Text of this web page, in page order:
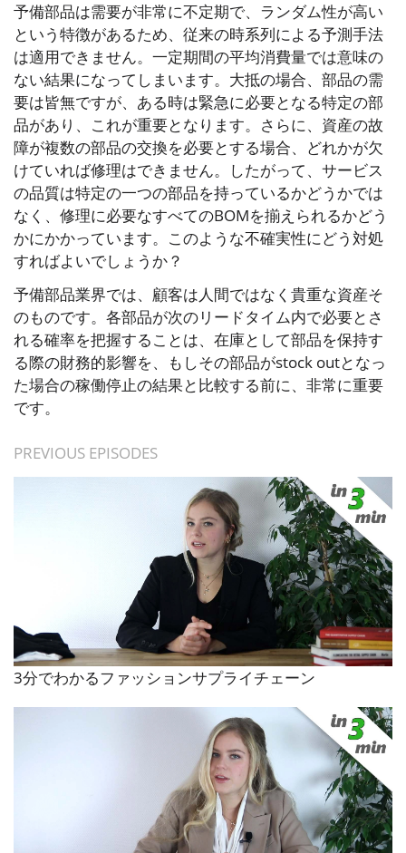
予備部品は需要が非常に不定期で、ランダム性が高い
という特徴があるため、従来の時系列による予測手法
は適用できません。一定期間の平均消費量では意味の
ない結果になってしまいます。大抵の場合、部品の需
要は皆無ですが、ある時は緊急に必要となる特定の部
品があり、これが重要となります。さらに、資産の故
障が複数の部品の交換を必要とする場合、どれかが欠
けていれば修理はできません。したがって、サービス
の品質は特定の一つの部品を持っているかどうかでは
なく、修理に必要なすべてのBOMを揃えられるかどう
かにかかっています。このような不確実性にどう対処
すればよいでしょうか？
予備部品業界では、顧客は人間ではなく貴重な資産そ
のものです。各部品が次のリードタイム内で必要とさ
れる確率を把握することは、在庫として部品を保持す
る際の財務的影響を、もしその部品がstock outとなっ
た場合の稼働停止の結果と比較する前に、非常に重要
です。
PREVIOUS EPISODES
3分でわかるファッションサプライチェーン